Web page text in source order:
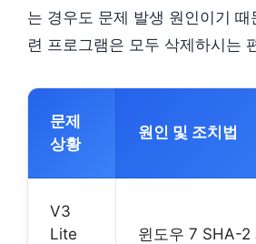
는 경우도 문제 발생 원인이기
련 프로그램은 모두 삭제하시는
문제
상황
원인 및 조치법
V3
Lite
윈도우 7 SHA-